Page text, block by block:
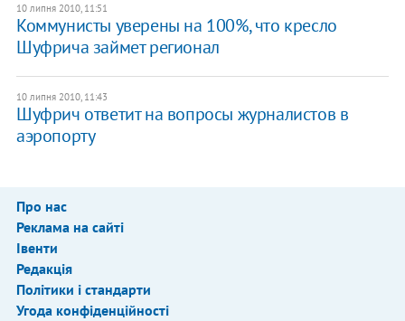
10 липня 2010, 11:51
Коммунисты уверены на 100%, что кресло
Шуфрича займет регионал
10 липня 2010, 11:43
Шуфрич ответит на вопросы журналистов в
аэропорту
Про нас
Реклама на сайті
Івенти
Редакція
Політики і стандарти
Угода конфіденційності